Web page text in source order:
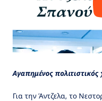
Αγαπημένος
Για την Άντζελα, το